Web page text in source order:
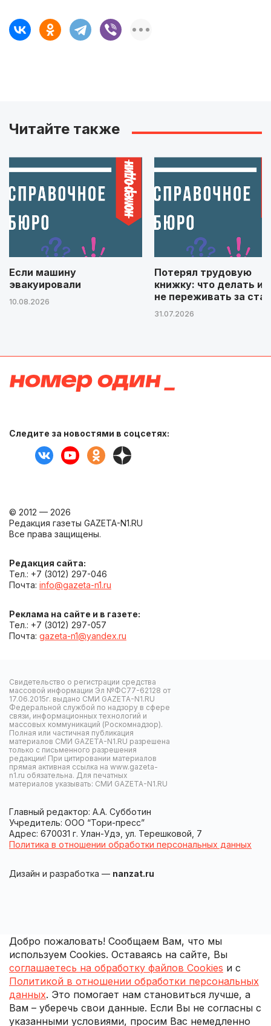
Читайте также
Если машину
эвакуировали
10.08.2026
Потерял трудовую
книжку: что делать и
не переживать за
31.07.2026
Следите за новостями в соцсетях:
© 2012 — 2026
Редакция газеты GAZETA-N1.RU
Все права защищены.
Редакция сайта:
Тел.: +7 (3012) 297-046
Почта: info@gazeta-n1.ru
Реклама на сайте и в газете:
Тел.: +7 (3012) 297-057
Почта: gazeta-n1@yandex.ru
Свидетельство о регистрации средства
массовой информации Эл №ФС77-62128 от
17.06.2015г. выдано СМИ GAZETA-N1.RU
Федеральной службой по надзору в сфере
связи, информационных технологий и
массовых коммуникаций (Роскомнадзор).
Полная или частичная публикация
материалов СМИ GAZETA-N1.RU разрешена
только с письменного разрешения
редакции! При цитировании материалов
прямая активная ссылка на www.gazeta-
n1.ru обязательна. Для печатных
материалов указывать: СМИ GAZETA-N1.RU
Главный редактор: А.А. Субботин
Учредитель: ООО “Тори-пресс”
Адрес: 670031 г. Улан-Удэ, ул. Терешковой, 7
Политика в отношении обработки персональных данных
Дизайн и разработка — nanzat.ru
Добро пожаловать! Сообщаем Вам, что мы
используем Cookies. Оставаясь на сайте, Вы
соглашаетесь на обработку файлов Cookies и с
Политикой в отношении обработки персональных
данных. Это помогает нам становиться лучше, а
Вам – уберечь свои данные. Если Вы не согласны с
указанными условиями, просим Вас немедленно